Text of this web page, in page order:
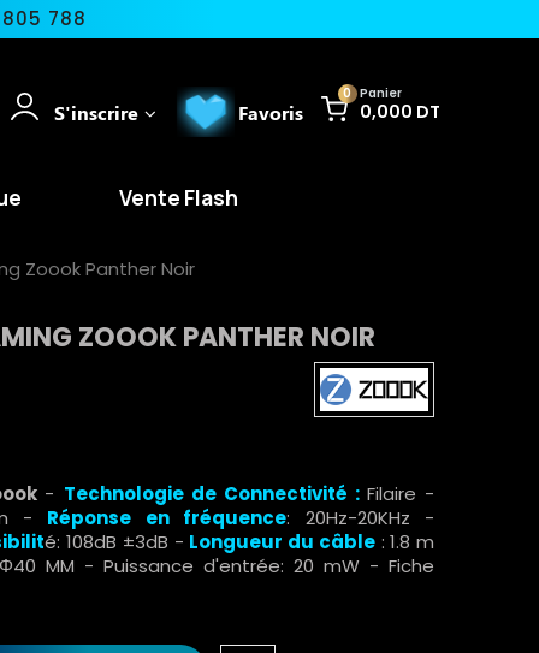
788
0 Panier
0,000 DT
Favoris
S'inscrire
Vente Flash
Zoook Panther Noir
ZOOOK PANTHER NOIR
- Technologie de Connectivité : Filaire -
- Réponse en fréquence: 20Hz-20KHz -
é: 108dB ±3dB - Longueur du câble: 1.8 m
MM - Puissance d'entrée: 20 mW - Fiche